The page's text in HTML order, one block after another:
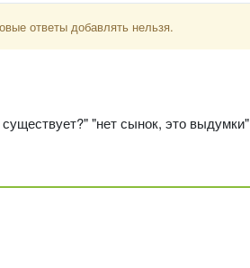
ответы добавлять нельзя.
"нет сынок, это выдумки"